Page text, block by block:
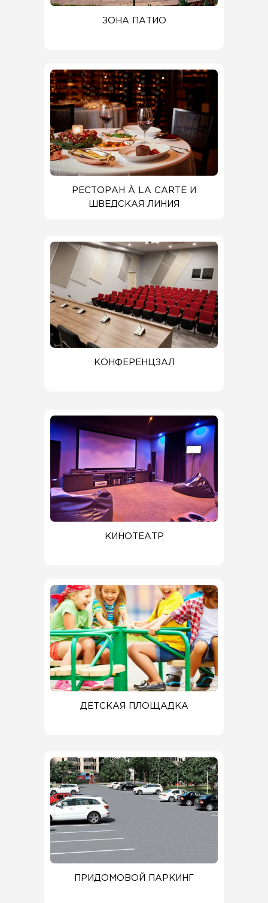
ЗОНА ПАТИО
РЕСТОРАН À LA CARTE И
ШВЕДСКАЯ ЛИНИЯ
КОНФЕРЕНЦЗАЛ
КИНОТЕАТР
ДЕТСКАЯ ПЛОЩАДКА
ПРИДОМОВОЙ ПАРКИНГ